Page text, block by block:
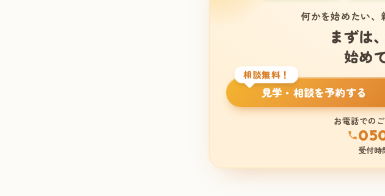
何かを始めたい、
まずは、
始め
相談無料！
見学・相談を予約する
お電話での
受付時